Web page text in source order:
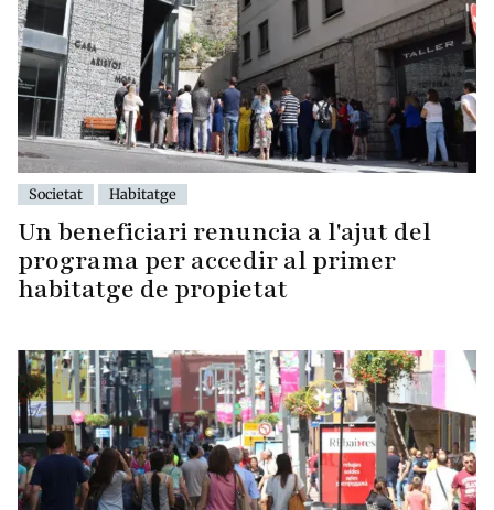
Societat Habitatge
Un beneficiari renuncia a l'ajut del
programa per accedir al primer
habitatge de propietat